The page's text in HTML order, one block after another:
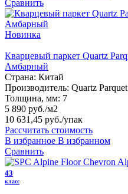
Сравнить
Новинка
Кварцевый паркет Quartz
Амбарный
Страна: Китай
Производитель: Quartz Parquet
Толщина, мм: 7
5 890 руб./м2
10 631,45 руб./упак
Рассчитать стоимость
В избранное В избранном
Сравнить
43
класс